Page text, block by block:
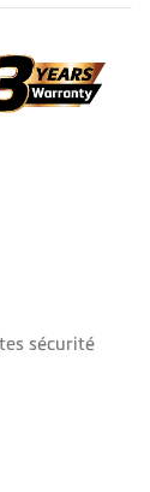
sécurité